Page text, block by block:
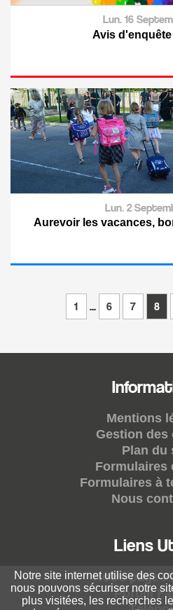
Lun. 16
Avis
Lun. 2
Aurevoir les vacances,
1 ... 6 7 8
Mentions
Gestion des
Plan du
Formulaires
Formulaires à
Nous
Liens
Notre page
Portail
Notre site internet utilise des
nous pouvons sécuriser notre
plus visitées, les recherches